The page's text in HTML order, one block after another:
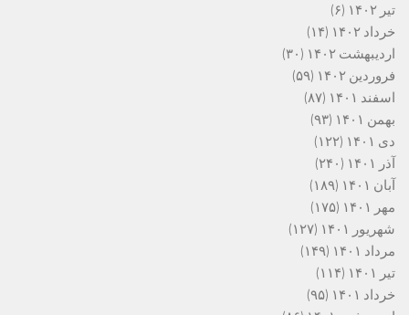
تیر ۱۴۰۲
(۶)
خرداد ۱۴۰۲
(۱۴)
اردیبهشت ۱۴۰۲
(۳۰)
فروردین ۱۴۰۲
(۵۹)
اسفند ۱۴۰۱
(۸۷)
بهمن ۱۴۰۱
(۹۳)
دی ۱۴۰۱
(۱۲۲)
آذر ۱۴۰۱
(۲۴۰)
آبان ۱۴۰۱
(۱۸۹)
مهر ۱۴۰۱
(۱۷۵)
شهریور ۱۴۰۱
(۱۲۷)
مرداد ۱۴۰۱
(۱۴۹)
تیر ۱۴۰۱
(۱۱۴)
خرداد ۱۴۰۱
(۹۵)